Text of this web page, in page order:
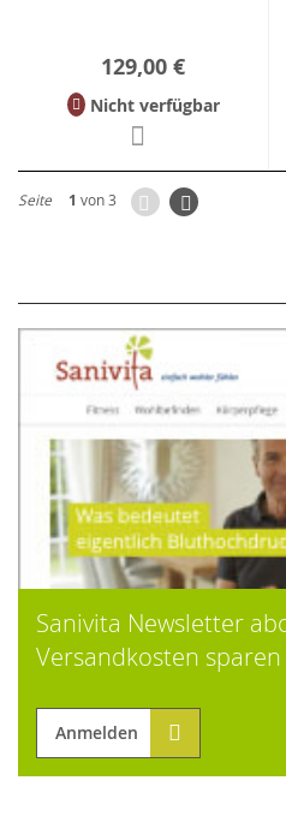
129,00 €
Nicht verfügbar
Seite 1 von 3 ZurückSeite
Weiter
Sanivita Newsletter
Versandkosten sparen
Anmelden